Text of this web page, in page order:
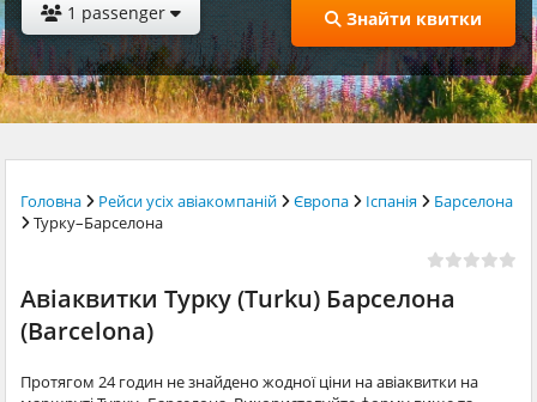
1 passenger Знайти квитки
Головна Рейси усіх авіакомпаній Європа Іспанія
Барселона
Турку–Барселона
Авіаквитки Турку (Turku) Барселона
(Barcelona)
Протягом 24 годин не знайдено жодної ціни на авіаквитки на